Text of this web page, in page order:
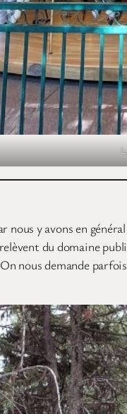
y avons en
du domaine
nous demande